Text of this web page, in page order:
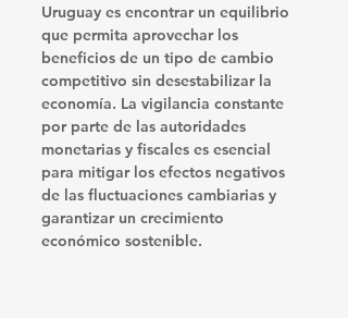
Uruguay es encontrar un equilibrio
que permita aprovechar los
beneficios de un tipo de cambio
competitivo sin desestabilizar la
economía. La vigilancia constante
por parte de las autoridades
monetarias y fiscales es esencial
para mitigar los efectos negativos
de las fluctuaciones cambiarias y
garantizar un crecimiento
económico sostenible.